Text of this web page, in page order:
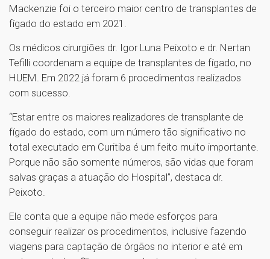
Mackenzie foi o terceiro maior centro de transplantes de
fígado do estado em 2021.
Os médicos cirurgiões dr. Igor Luna Peixoto e dr. Nertan
Tefilli coordenam a equipe de transplantes de fígado, no
HUEM. Em 2022 já foram 6 procedimentos realizados
com sucesso.
“Estar entre os maiores realizadores de transplante de
fígado do estado, com um número tão significativo no
total executado em Curitiba é um feito muito importante.
Porque não são somente números, são vidas que foram
salvas graças a atuação do Hospital”, destaca dr.
Peixoto.
Ele conta que a equipe não mede esforços para
conseguir realizar os procedimentos, inclusive fazendo
viagens para captação de órgãos no interior e até em